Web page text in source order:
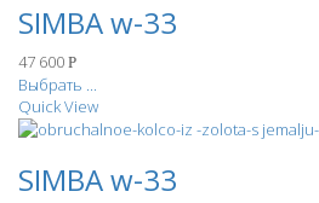
SIMBA w-33
47 600 Р
Выбрать ...
Quick View
SIMBA w-33